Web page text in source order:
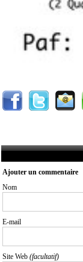
Ajouter un commentaire
Nom
E-mail
Site Web (facultatif)